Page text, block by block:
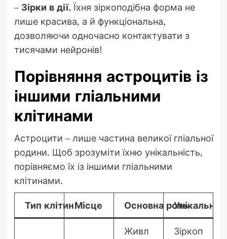
– Зірки в дії. Їхня зіркоподібна форма не
лише красива, а й функціональна,
дозволяючи одночасно контактувати з
тисячами нейронів!
Порівняння астроцитів із
іншими гліальними
клітинами
Астроцити – лише частина великої гліальної
родини. Щоб зрозуміти їхню унікальність,
порівняємо їх із іншими гліальними
клітинами.
Тип клітинМісце Основна роль
Живл Зіркоп